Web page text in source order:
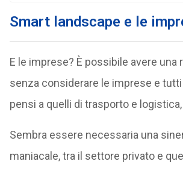
Smart landscape e le
E le imprese? È possibile avere una
senza considerare le imprese e
pensi a quelli di trasporto e logistica,
Sembra essere necessaria una
maniacale, tra il settore privato e